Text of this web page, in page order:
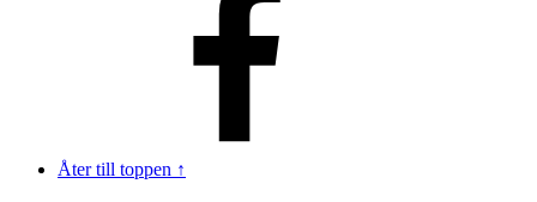
Åter till toppen ↑